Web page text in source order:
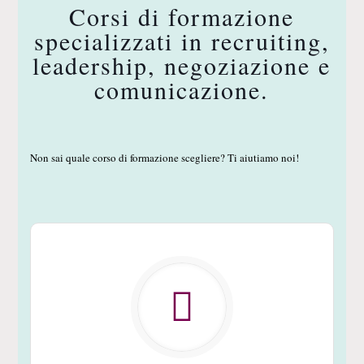
Corsi di formazione
specializzati in recruiting,
leadership, negoziazione e
comunicazione.
Non sai quale corso di formazione scegliere? Ti aiutiamo noi!